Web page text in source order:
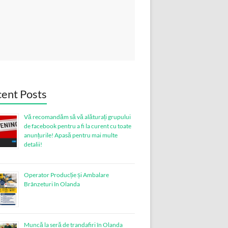
Posts
Vă recomandăm să vă alăturați grupului
de facebook pentru a fi la curent cu toate
anunțurile! Apasă pentru mai multe
detalii!
Operator Producție și Ambalare
Brânzeturi în Olanda
Muncă la seră de trandafiri în Olanda